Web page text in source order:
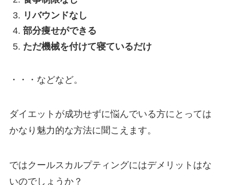
リバウンドなし
部分痩せができる
ただ機械を付けて寝ているだけ
・・・などなど。
ダイエットが成功せずに悩んでいる方にとっては
かなり魅力的な方法に聞こえます。
ではクールスカルプティングにはデメリットはな
いのでしょうか？